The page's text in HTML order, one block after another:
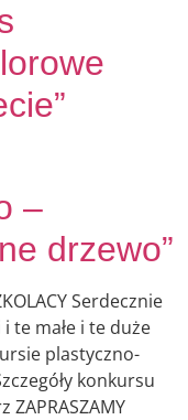
–
drzewo”
Serdecznie
te małe i te duże
plastyczno-
konkursu